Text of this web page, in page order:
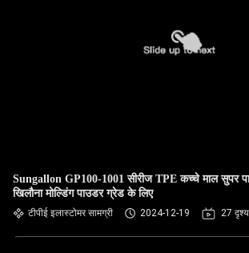
Sungallon GP100-1001 सीरीज TPE कच्चे माल सुपर
खिलौना मोल्डिंग पाउडर ग्रेड के लिए
टीपीई इलास्टोमर सामग्री 2024-12-19 27 दृश्य